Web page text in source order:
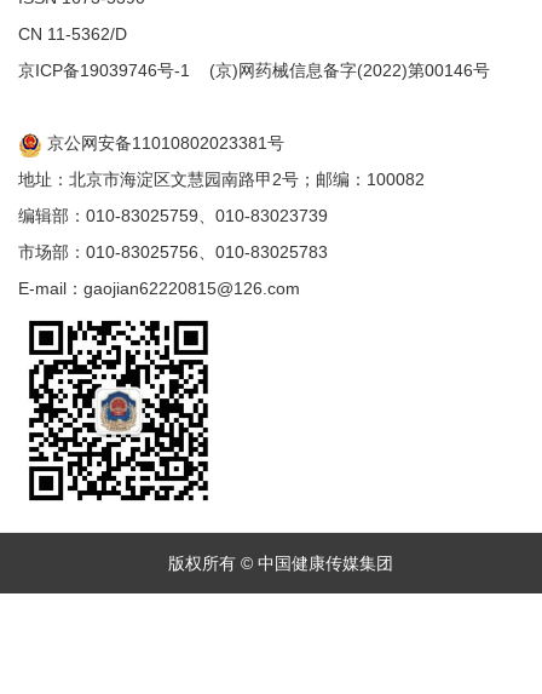
CN 11-5362/D
京ICP备19039746号-1 (京)网药械信息备字(2022)第00146号
京公网安备11010802023381号
地址：北京市海淀区文慧园南路甲2号；邮编：100082
编辑部：010-83025759、010-83023739
市场部：010-83025756、010-83025783
E-mail：gaojian62220815@126.com
版权所有 © 中国健康传媒集团